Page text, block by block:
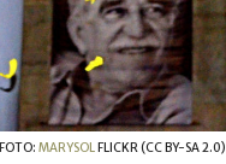
FOTO: MARYSOL FLICKR (CC BY-SA 2.0)